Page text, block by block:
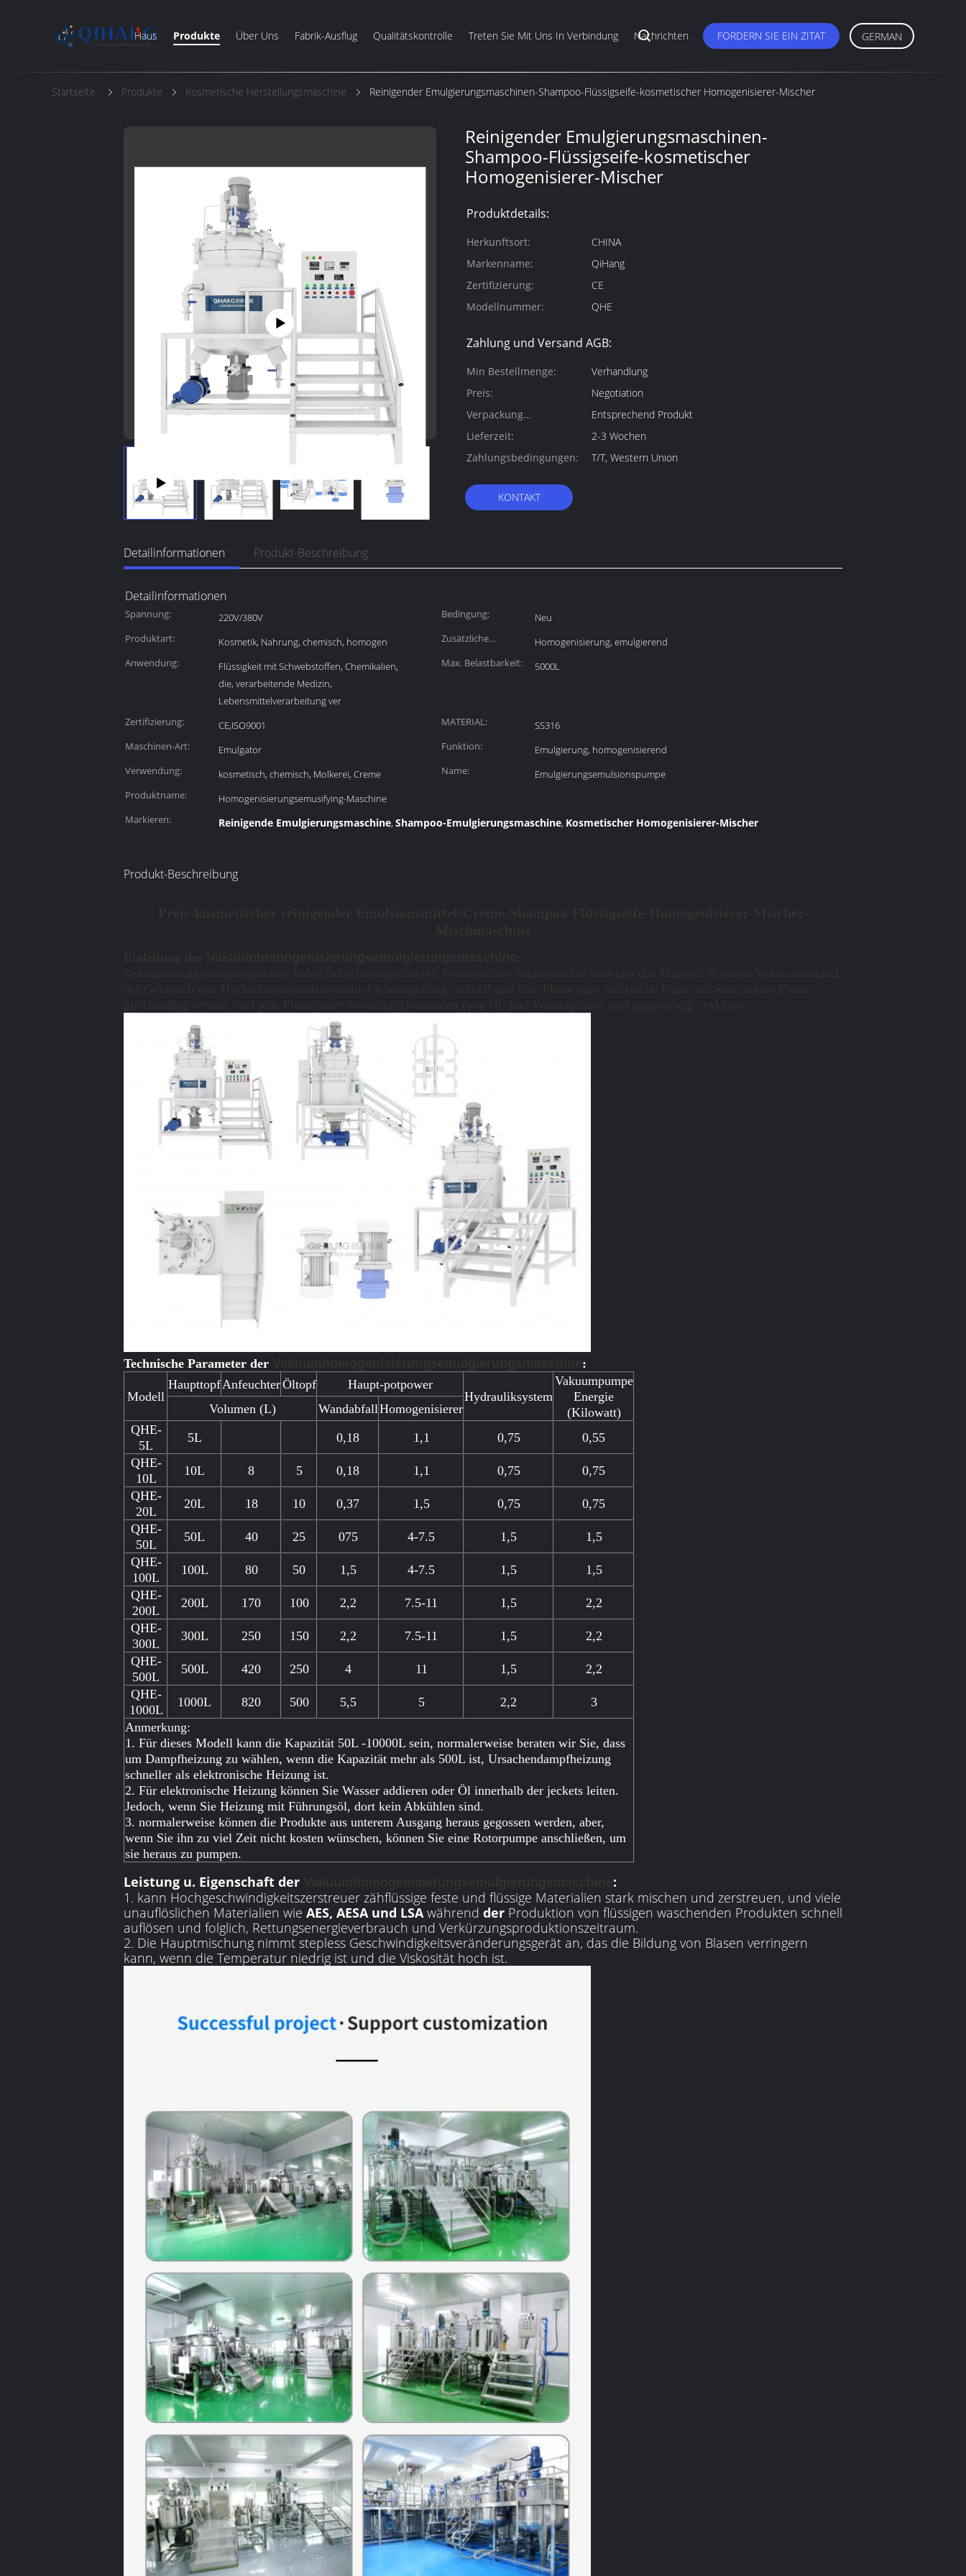
Haus Produkte Über Uns Fabrik-Ausflug Qualitätskontrolle Treten Sie Mit Uns In Verbindung Nachrichten FORDERN SIE EIN ZITAT GERMAN
Startseite Produkte Kosmetische Herstellungsmaschine Reinigender Emulgierungsmaschinen-Shampoo-Flüssigseife-kosmetischer Homogenisierer-Mischer
Reinigender Emulgierungsmaschinen-
Shampoo-Flüssigseife-kosmetischer
Homogenisierer-Mischer
Produktdetails:
Herkunftsort:
CHINA
Markenname:
QiHang
Zertifizierung:
CE
Modellnummer:
QHE
Zahlung und Versand AGB:
Min Bestellmenge:
Verhandlung
Preis:
Negotiation
Verpackung
Informationen:
Entsprechend Produkt
Lieferzeit:
2-3 Wochen
Zahlungsbedingungen:
T/T, Western Union
KONTAKT
Detailinformationen Produkt-Beschreibung
Detailinformationen
Spannung: 220V/380V Bedingung:
Neu
Produktart:
Kosmetik, Nahrung, chemisch, homogen
Zusätzliche
Homogenisierung, emulgierend
Anwendung:
Flüssigkeit mit Schwebstoffen, Chemikalien,
die, verarbeitende Medizin,
Lebensmittelverarbeitung ver
Max. Belastbarkeit: 5000L
Zertifizierung: CE,ISO9001 MATERIAL:
SS316
Maschinen-Art:
Emulgator Funktion:
Emulgierung, homogenisierend
Verwendung:
kosmetisch, chemisch, Molkerei, Creme Name:
Emulgierungsemulsionspumpe
Produktname:
Homogenisierungsemusifying-Maschine
Markieren:
Reinigende Emulgierungsmaschine, Shampoo-Emulgierungsmaschine, Kosmetischer Homogenisierer-Mischer
Produkt-Beschreibung
Technische Parameter der :
Modell
HaupttopfAnfeuchterÖltopf
Haupt-potpower
Hydrauliksystem
Vakuumpumpe
Energie
(Kilowatt)
Volumen (L) WandabfallHomogenisierer
QHE-
5L
5L 0,18 1,1 0,75
0,55
QHE-
10L
10L 8 5 0,18 1,1 0,75
0,75
QHE-
20L
20L 18 10 0,37 1,5 0,75
0,75
QHE-
50L
50L 40 25 075 4-7.5 1,5
1,5
QHE-
100L
100L 80 50 1,5 4-7.5 1,5
1,5
QHE-
200L
200L 170 100 2,2 7.5-11 1,5
2,2
QHE-
300L
300L 250 150 2,2 7.5-11 1,5
2,2
QHE-
500L
500L 420 250 4 11 1,5
2,2
QHE-
1000L
1000L 820 500 5,5 5 2,2
3
Anmerkung:
1. Für dieses Modell kann die Kapazität 50L -10000L sein, normalerweise beraten wir Sie, dass
um Dampfheizung zu wählen, wenn die Kapazität mehr als 500L ist, Ursachendampfheizung
schneller als elektronische Heizung ist.
2. Für elektronische Heizung können Sie Wasser addieren oder Öl innerhalb der jeckets leiten.
Jedoch, wenn Sie Heizung mit Führungsöl, dort kein Abkühlen sind.
3. normalerweise können die Produkte aus unterem Ausgang heraus gegossen werden, aber,
wenn Sie ihn zu viel Zeit nicht kosten wünschen, können Sie eine Rotorpumpe anschließen, um
sie heraus zu pumpen.
Leistung u. Eigenschaft der
:
1. kann Hochgeschwindigkeitszerstreuer zähflüssige feste und flüssige Materialien stark mischen und zerstreuen, und viele
unauflöslichen Materialien wie AES, AESA und LSAwährend der Produktion von flüssigen waschenden Produkten schnell
auflösen und folglich, Rettungsenergieverbrauch und Verkürzungsproduktionszeitraum.
2. Die Hauptmischung nimmt stepless Geschwindigkeitsveränderungsgerät an, das die Bildung von Blasen verringern
kann, wenn die Temperatur niedrig ist und die Viskosität hoch ist.